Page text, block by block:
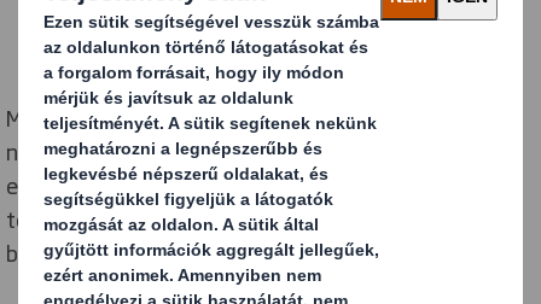
Mivel mindenki szorosabb határidőkkel dolgozik, és
növekszik az autóipari ellátási lánc összetettsége, az
egyik legfontosabb előny az, hogy a 3D-s szkenner-
technológia használata még nagyobb rugalmasságot
biztosít a vevőknek.